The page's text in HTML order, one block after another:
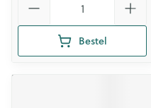
Bestel